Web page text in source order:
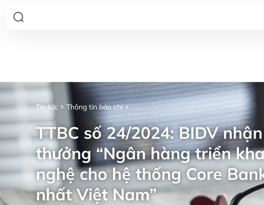
Tin tức Thông tin báo chí
TTBC số 24/2024: BIDV
thưởng “Ngân hàng triển
nghệ cho hệ thống Core
nhất Việt Nam”